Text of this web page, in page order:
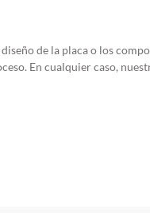
de la placa o los
En cualquier caso,